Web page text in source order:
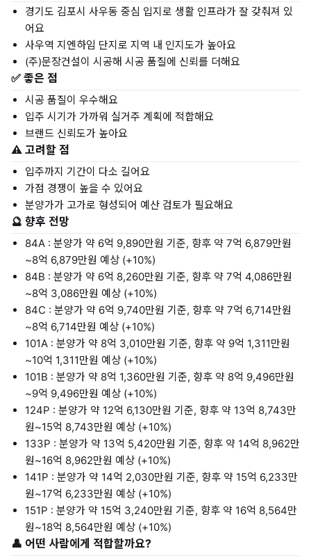
경기도 김포시 사우동 중심 입지로 생활 인프라가 잘 갖춰져 있
어요
사우역 지엔하임 단지로 지역 내 인지도가 높아요
(주)문장건설이 시공해 시공 품질에 신뢰를 더해요
✅ 좋은 점
시공 품질이 우수해요
입주 시기가 가까워 실거주 계획에 적합해요
브랜드 신뢰도가 높아요
⚠️ 고려할 점
입주까지 기간이 다소 길어요
가점 경쟁이 높을 수 있어요
분양가가 고가로 형성되어 예산 검토가 필요해요
🔮 향후 전망
84A : 분양가 약 6억 9,890만원 기준, 향후 약 7억 6,879만원
~8억 6,879만원 예상 (+10%)
84B : 분양가 약 6억 8,260만원 기준, 향후 약 7억 4,086만원
~8억 3,086만원 예상 (+10%)
84C : 분양가 약 6억 9,740만원 기준, 향후 약 7억 6,714만원
~8억 6,714만원 예상 (+10%)
101A : 분양가 약 8억 3,010만원 기준, 향후 약 9억 1,311만원
~10억 1,311만원 예상 (+10%)
101B : 분양가 약 8억 1,360만원 기준, 향후 약 8억 9,496만원
~9억 9,496만원 예상 (+10%)
124P : 분양가 약 12억 6,130만원 기준, 향후 약 13억 8,743만
원~15억 8,743만원 예상 (+10%)
133P : 분양가 약 13억 5,420만원 기준, 향후 약 14억 8,962만
원~16억 8,962만원 예상 (+10%)
141P : 분양가 약 14억 2,030만원 기준, 향후 약 15억 6,233만
원~17억 6,233만원 예상 (+10%)
151P : 분양가 약 15억 3,240만원 기준, 향후 약 16억 8,564만
원~18억 8,564만원 예상 (+10%)
👤 어떤 사람에게 적합할까요?